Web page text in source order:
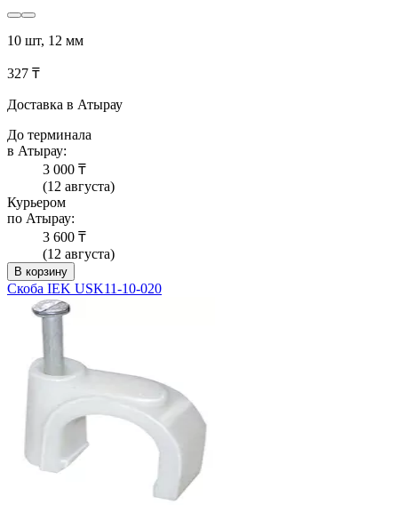
10 шт, 12 мм
327 ₸
Доставка в Атырау
До терминала
в Атырау:
3 000 ₸
(12 августа)
Курьером
по Атырау:
3 600 ₸
(12 августа)
В корзину
Скоба IEK USK11-10-020